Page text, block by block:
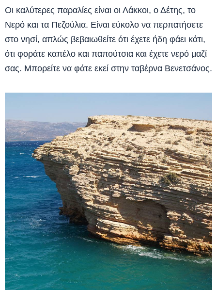
Οι καλύτερες παραλίες είναι οι Λάκκοι, ο Δέτης, το
Νερό και τα Πεζούλια. Είναι εύκολο να περπατήσετε
στο νησί, απλώς βεβαιωθείτε ότι έχετε ήδη φάει κάτι,
ότι φοράτε καπέλο και παπούτσια και έχετε νερό μαζί
σας. Μπορείτε να φάτε εκεί στην ταβέρνα Βενετσάνος.